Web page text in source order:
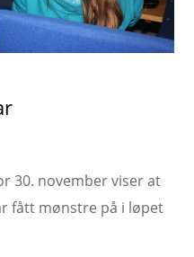
30. november viser at
fått mønstre på i løpet